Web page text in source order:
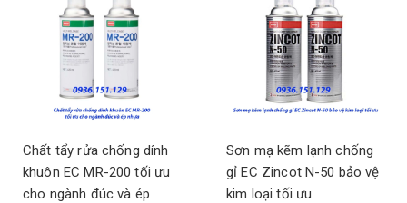
Chất tẩy rửa chống dính
khuôn EC MR-200 tối ưu
cho ngành đúc và ép
Sơn mạ kẽm lạnh chống
gỉ EC Zincot N-50 bảo vệ
kim loại tối ưu